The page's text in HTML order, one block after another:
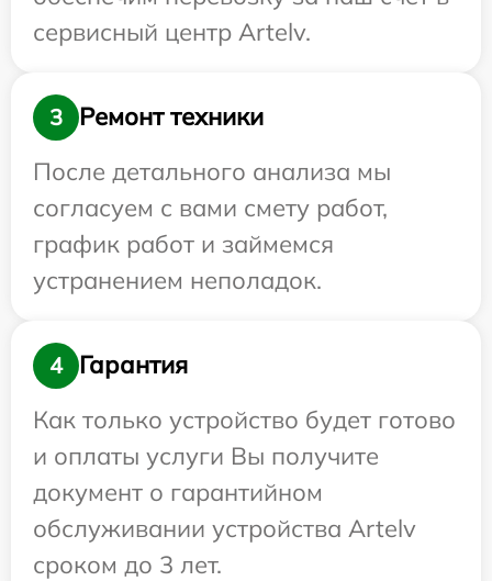
сервисный центр Artelv.
3
Ремонт техники
После детального анализа мы
согласуем с вами смету работ,
график работ и займемся
устранением неполадок.
4
Гарантия
Как только устройство будет готово
и оплаты услуги Вы получите
документ о гарантийном
обслуживании устройства Artelv
сроком до 3 лет.